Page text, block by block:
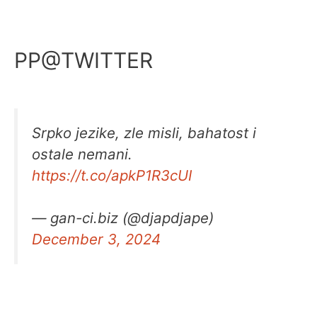
PP@TWITTER
Srpko jezike, zle misli, bahatost i
ostale nemani.
https://t.co/apkP1R3cUI
— gan-ci.biz (@djapdjape)
December 3, 2024